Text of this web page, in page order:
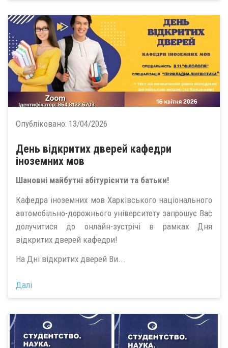
Опубліковано: 13/04/2026
День відкритих дверей кафедри
іноземних мов
Шановні майбутні абітурієнти та батьки!
Кафедра іноземних мов Харківського національного
автомобільно-дорожнього університету запрошує Вас
долучитися до онлайн-зустрічі в рамках Дня
відкритих дверей кафедри!
На Дні відкритих дверей Ви...
Далі